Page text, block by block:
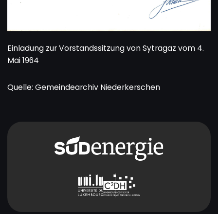
Einladung zur Vorstandssitzung von Sytragaz vom 4.
Mai 1964
Quelle: Gemeindearchiv Niederkerschen